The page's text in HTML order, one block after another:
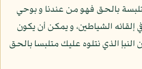
متلبسة بالحق فهو من عندنا و بوحي
إلقائه الشياطين، و يمكن أن يكون
النبإ الذي نتلوه عليك متلبسا بالحق